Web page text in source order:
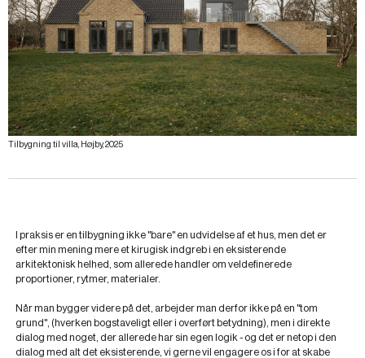
Tilbygning til villa, Højby, 2025
I praksis er en tilbygning ikke "bare" en udvidelse af et hus, men det er
efter min mening mere et kirugisk indgreb i en eksisterende
arkitektonisk helhed, som allerede handler om veldefinerede
proportioner, rytmer, materialer.
Når man bygger videre på det, arbejder man derfor ikke på en "tom
grund", (hverken bogstaveligt eller i overført betydning), men i direkte
dialog med noget, der allerede har sin egen logik - og det er netop i den
dialog med alt det eksisterende, vi gerne vil engagere os i for at skabe